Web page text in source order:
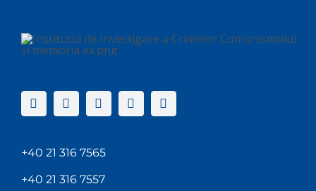
+40 21 316 7565
+40 21 316 7557